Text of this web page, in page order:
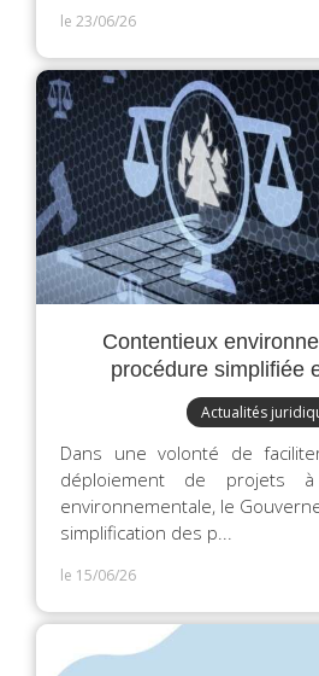
le 23/06/26
Contentieux
procédure simplifiée
Actualités
Dans une volonté de
déploiement de projets
environnementale, le
simplification des p...
le 15/06/26